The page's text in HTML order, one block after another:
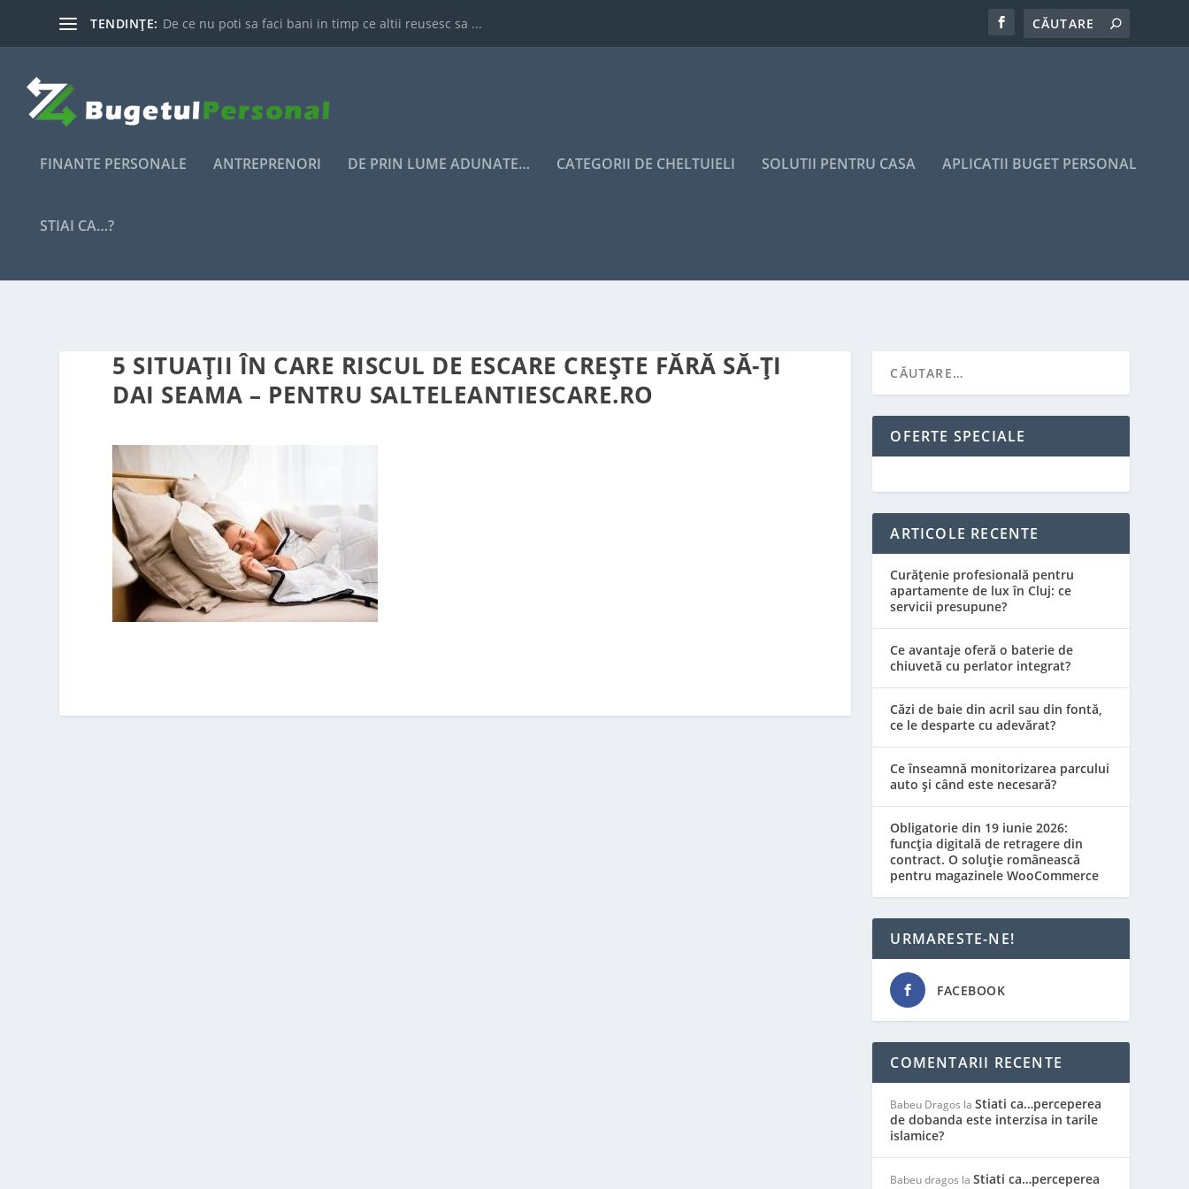
TENDINȚE: De ce nu poti sa faci bani in timp ce altii reusesc sa ...
FINANTE PERSONALE ANTREPRENORI DE PRIN LUME ADUNATE… CATEGORII DE CHELTUIELI SOLUTII PENTRU CASA APLICATII BUGET PERSONAL
STIAI CA…?
5 SITUAȚII ÎN CARE RISCUL DE ESCARE CREȘTE FĂRĂ SĂ-ȚI
DAI SEAMA – PENTRU SALTELEANTIESCARE.RO
OFERTE SPECIALE
ARTICOLE RECENTE
Curățenie profesională pentru
apartamente de lux în Cluj: ce
servicii presupune?
Ce avantaje oferă o baterie de
chiuvetă cu perlator integrat?
Căzi de baie din acril sau din fontă,
ce le desparte cu adevărat?
Ce înseamnă monitorizarea parcului
auto și când este necesară?
Obligatorie din 19 iunie 2026:
funcția digitală de retragere din
contract. O soluție românească
pentru magazinele WooCommerce
URMARESTE-NE!
FACEBOOK
COMENTARII RECENTE
Babeu Dragos laStiati ca…perceperea
de dobanda este interzisa in tarile
islamice?
Babeu dragos laStiati ca…perceperea